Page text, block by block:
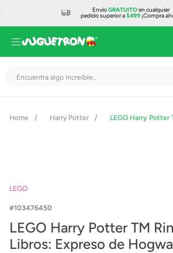
EnvíoGRATUITOen cualquier
pedido superior a$499¡Compra
Encuentra algo increíble...
Harry Potter
LEGO
103476450
LEGO Harry Potter TM
Libros: Expreso de